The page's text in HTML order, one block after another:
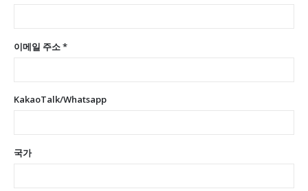
이메일 주소 *
KakaoTalk/Whatsapp
국가